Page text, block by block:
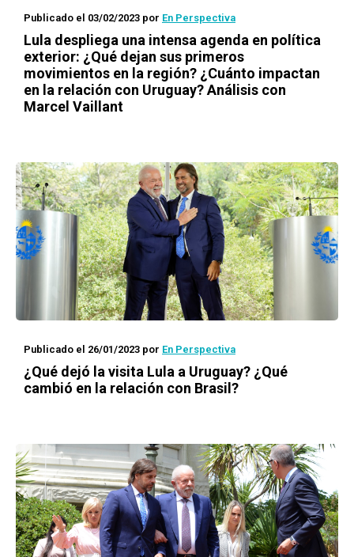
Publicado el 03/02/2023 por En Perspectiva
Lula despliega una intensa agenda en política
exterior: ¿Qué dejan sus primeros
movimientos en la región? ¿Cuánto impactan
en la relación con Uruguay? Análisis con
Marcel Vaillant
Publicado el 26/01/2023 por En Perspectiva
¿Qué dejó la visita Lula a Uruguay? ¿Qué
cambió en la relación con Brasil?